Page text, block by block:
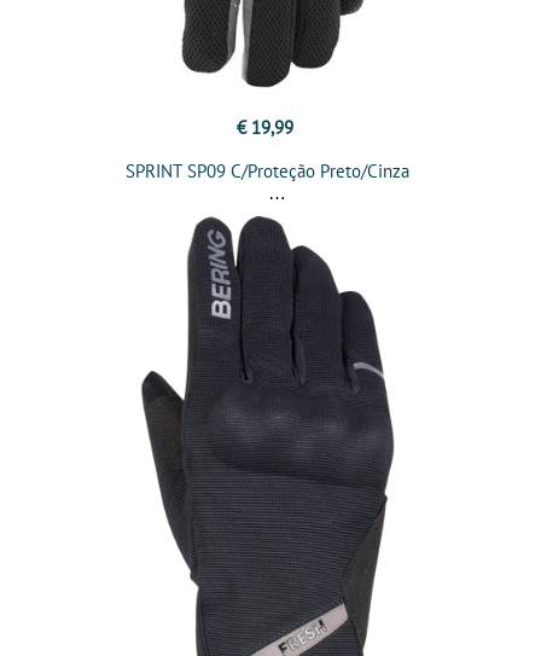
€ 19,99
SPRINT SP09 C/Proteção Preto/Cinza